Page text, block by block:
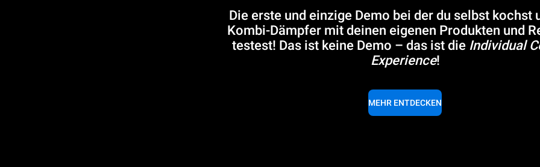
Die erste und einzige Demo bei der du selbst kochst
Kombi-Dämpfer mit deinen eigenen Produkten und
testest! Das ist keine Demo – das ist die Individual
Experience!
MEHR ENTDECKEN